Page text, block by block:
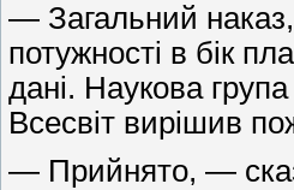
— Загальний
потужності в бік
дані. Наукова
Всесвіт вирішив
— Прийнято, —